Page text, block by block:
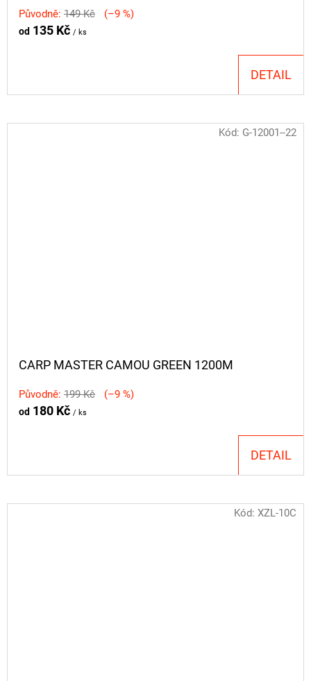
Původně: 149 Kč (–9 %)
od 135 Kč / ks
DETAIL
CARP MASTER CAMOU GREEN 1200M
Původně: 199 Kč (–9 %)
od 180 Kč / ks
DETAIL
Kód: G-12001--22
Kód: XZL-10C